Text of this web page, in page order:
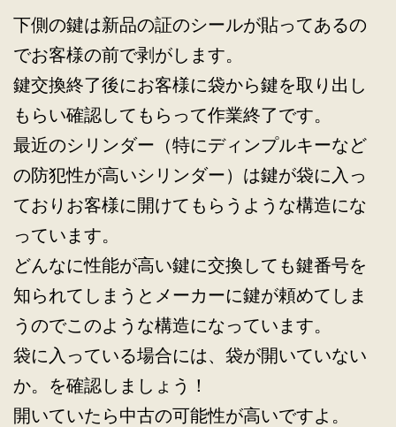
下側の鍵は新品の証のシールが貼ってあるの
でお客様の前で剥がします。
鍵交換終了後にお客様に袋から鍵を取り出し
もらい確認してもらって作業終了です。
最近のシリンダー（特にディンプルキーなど
の防犯性が高いシリンダー）は鍵が袋に入っ
ておりお客様に開けてもらうような構造にな
っています。
どんなに性能が高い鍵に交換しても鍵番号を
知られてしまうとメーカーに鍵が頼めてしま
うのでこのような構造になっています。
袋に入っている場合には、袋が開いていない
か。を確認しましょう！
開いていたら中古の可能性が高いですよ。